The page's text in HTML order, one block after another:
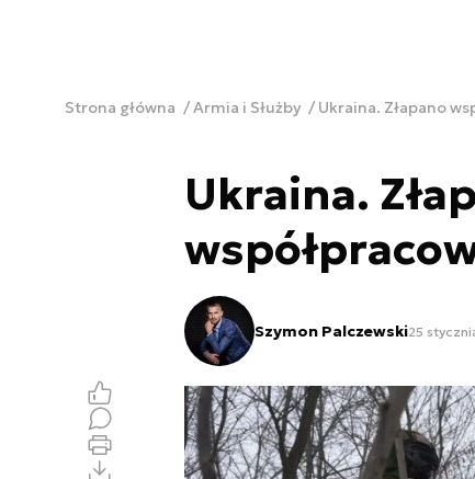
Strona główna Armia i Służby Ukraina. Złapano
Ukraina.
Szymon Palczewski25